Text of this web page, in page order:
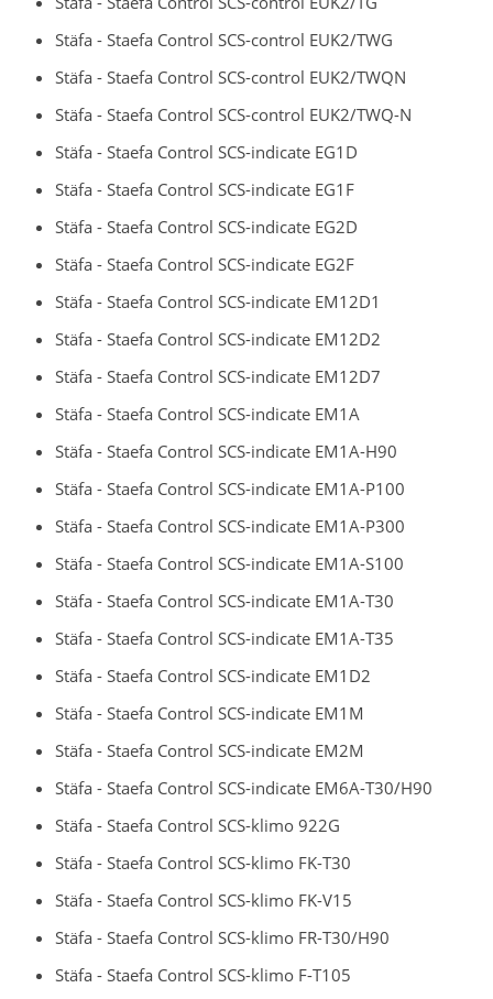
Stäfa - Staefa Control SCS-control EUK2/TWG
Stäfa - Staefa Control SCS-control EUK2/TWQN
Stäfa - Staefa Control SCS-control EUK2/TWQ-N
Stäfa - Staefa Control SCS-indicate EG1D
Stäfa - Staefa Control SCS-indicate EG1F
Stäfa - Staefa Control SCS-indicate EG2D
Stäfa - Staefa Control SCS-indicate EG2F
Stäfa - Staefa Control SCS-indicate EM12D1
Stäfa - Staefa Control SCS-indicate EM12D2
Stäfa - Staefa Control SCS-indicate EM12D7
Stäfa - Staefa Control SCS-indicate EM1A
Stäfa - Staefa Control SCS-indicate EM1A-H90
Stäfa - Staefa Control SCS-indicate EM1A-P100
Stäfa - Staefa Control SCS-indicate EM1A-P300
Stäfa - Staefa Control SCS-indicate EM1A-S100
Stäfa - Staefa Control SCS-indicate EM1A-T30
Stäfa - Staefa Control SCS-indicate EM1A-T35
Stäfa - Staefa Control SCS-indicate EM1D2
Stäfa - Staefa Control SCS-indicate EM1M
Stäfa - Staefa Control SCS-indicate EM2M
Stäfa - Staefa Control SCS-indicate EM6A-T30/H90
Stäfa - Staefa Control SCS-klimo 922G
Stäfa - Staefa Control SCS-klimo FK-T30
Stäfa - Staefa Control SCS-klimo FK-V15
Stäfa - Staefa Control SCS-klimo FR-T30/H90
Stäfa - Staefa Control SCS-klimo F-T105